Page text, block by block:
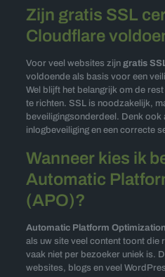
Zijn gratis SSL
Cloudflare
Voor veel websites zijn gratis
voldoende als basis voor een
Wel blijft het belangrijk om de
te richten. SSL is noodzakelijk,
beveiligingsonderdeel. Denk ook
inlogbeveiliging en een correcte
Wanneer kies ik
Automatic
(APO)?
Automatic Platform
als uw site veel content toont die
vaak niet per bezoeker uniek is.
websites, blogs en veel